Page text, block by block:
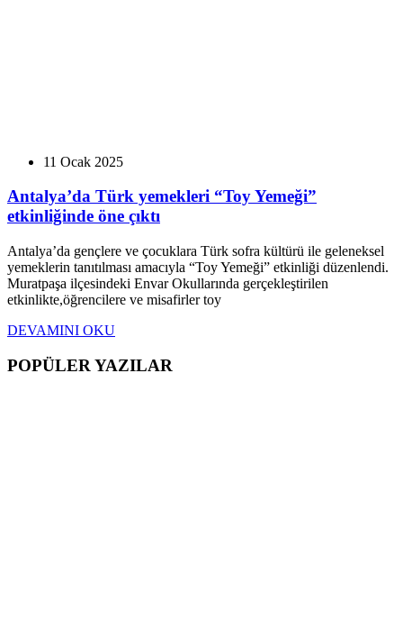
11 Ocak 2025
Antalya’da Türk yemekleri “Toy Yemeği”
etkinliğinde öne çıktı
Antalya’da gençlere ve çocuklara Türk sofra kültürü ile geleneksel
yemeklerin tanıtılması amacıyla “Toy Yemeği” etkinliği düzenlendi.
Muratpaşa ilçesindeki Envar Okullarında gerçekleştirilen
etkinlikte,öğrencilere ve misafirler toy
DEVAMINI OKU
POPÜLER YAZILAR